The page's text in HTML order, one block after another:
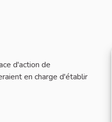
d'action de
en charge d'établir